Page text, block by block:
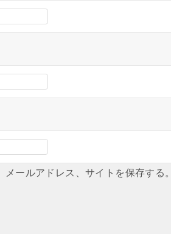
ールアドレス、サイトを保存する。